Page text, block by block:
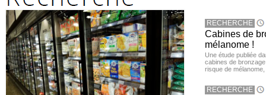
RECHERCHE
Cabines de
mélanome !
Une étude publiée
cabines de
risque de
RECHERCHE